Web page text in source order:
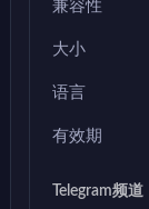
兼容性
大小
语言
有效期
Telegram频